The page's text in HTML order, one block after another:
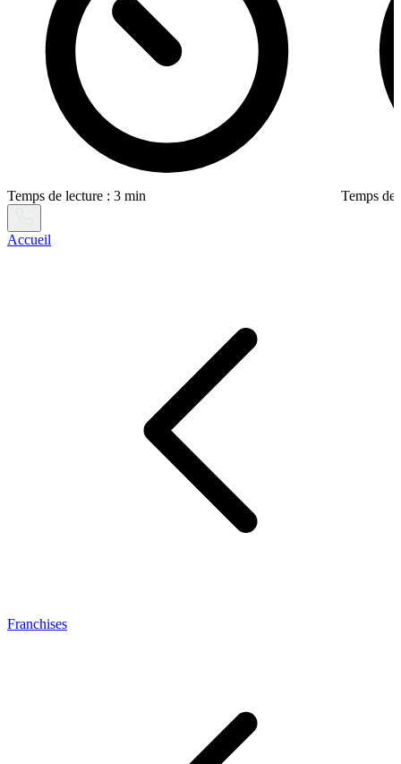
Temps de lecture : 3 min Temps de
Accueil
Franchises